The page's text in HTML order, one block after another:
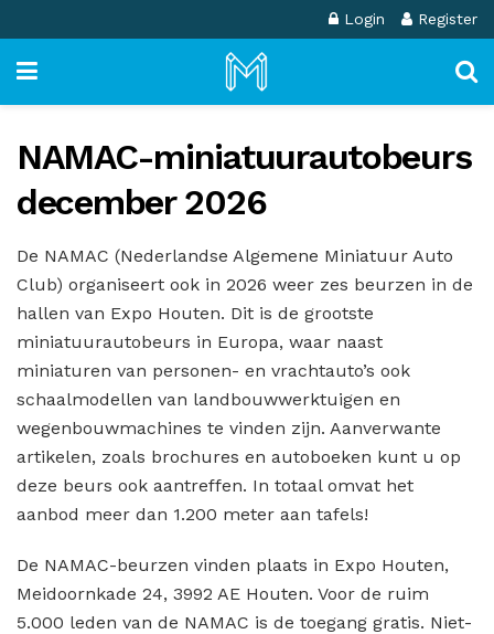
Login Register
NAMAC-miniatuurautobeurs
december 2026
De NAMAC (Nederlandse Algemene Miniatuur Auto
Club) organiseert ook in 2026 weer zes beurzen in de
hallen van Expo Houten. Dit is de grootste
miniatuurautobeurs in Europa, waar naast
miniaturen van personen- en vrachtauto’s ook
schaalmodellen van landbouwwerktuigen en
wegenbouwmachines te vinden zijn. Aanverwante
artikelen, zoals brochures en autoboeken kunt u op
deze beurs ook aantreffen. In totaal omvat het
aanbod meer dan 1.200 meter aan tafels!
De NAMAC-beurzen vinden plaats in Expo Houten,
Meidoornkade 24, 3992 AE Houten. Voor de ruim
5.000 leden van de NAMAC is de toegang gratis. Niet-